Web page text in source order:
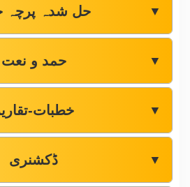
حل شدہ پرچہ ▼
حمد و نعت ▼
خطبات- ▼
ڈکشنری ▼